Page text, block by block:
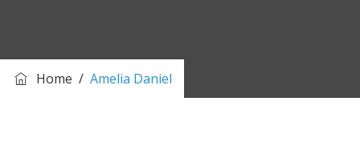
Home /Amelia Daniel